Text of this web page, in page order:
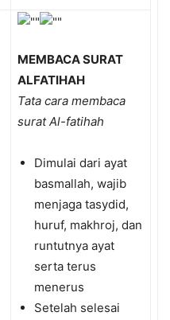
MEMBACA SURAT
ALFATIHAH
Tata cara membaca
surat Al-fatihah
Dimulai dari ayat
basmallah, wajib
menjaga tasydid,
huruf, makhroj, dan
runtutnya ayat
serta terus
menerus
Setelah selesai